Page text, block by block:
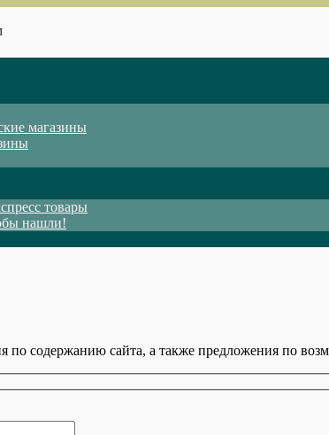
магазины
товары
нашли!
по содержанию сайта, а также предложения по